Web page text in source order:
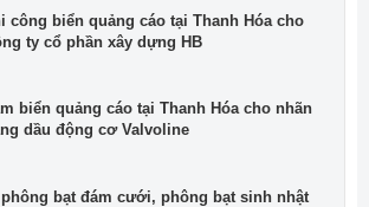
công biển quảng cáo tại Thanh Hóa cho
ty cổ phần xây dựng HB
biển quảng cáo tại Thanh Hóa cho nhãn
dầu động cơ Valvoline
bạt đám cưới, phông bạt sinh nhật